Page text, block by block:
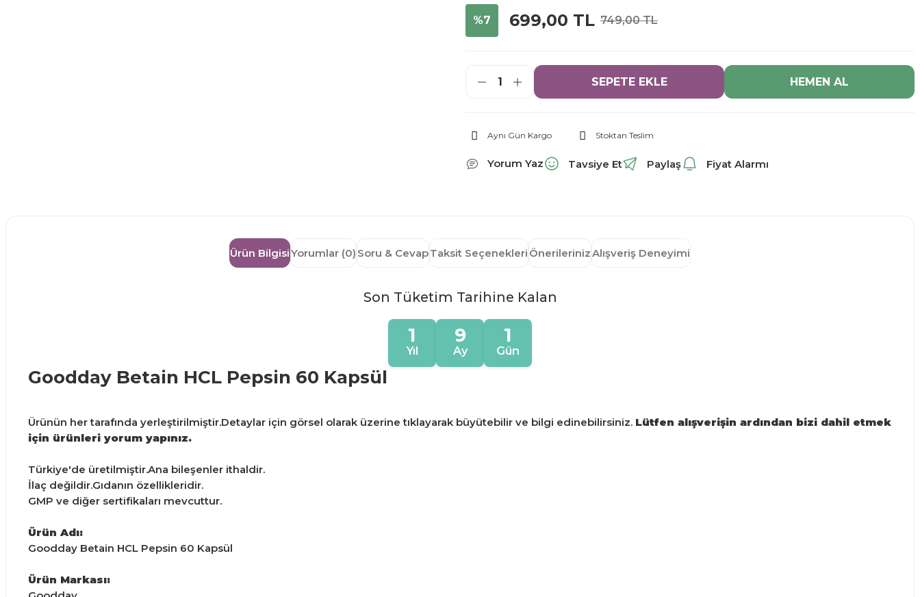
%7 699,00 TL 749,00 TL
SEPETE EKLE HEMEN AL
Aynı Gün Kargo Stoktan Teslim
Yorum Yaz Tavsiye Et Paylaş Fiyat Alarmı
Ürün BilgisiYorumlar (0) Soru & CevapTaksit Seçenekleri ÖnerilerinizAlışveriş Deneyimi
Son Tüketim Tarihine Kalan
1
Yıl
9
Ay
1
Gün
Goodday Betain HCL Pepsin 60 Kapsül
Ürünün her tarafında yerleştirilmiştir.Detaylar için görsel olarak üzerine tıklayarak büyütebilir ve bilgi edinebilirsiniz. Lütfen alışverişin ardından bizi dahil etmek
için ürünleri yorum yapınız.
Türkiye'de üretilmiştir.Ana bileşenler ithaldir.
İlaç değildir.Gıdanın özellikleridir.
GMP ve diğer sertifikaları mevcuttur.
Ürün Adı:
Goodday Betain HCL Pepsin 60 Kapsül
Ürün Markası: